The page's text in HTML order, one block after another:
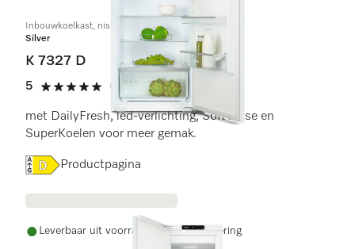
Inbouwkoelkast, nishoogte 122 cm
Silver
K 7327 D
5
5 sterren van de 5
(1 beoordeling)
met DailyFresh, led-verlichting, SoftClose en
SuperKoelen voor meer gemak.
Online Label Flag, Energielabel
Productpagina
Leverbaar uit voorraad met gratis levering